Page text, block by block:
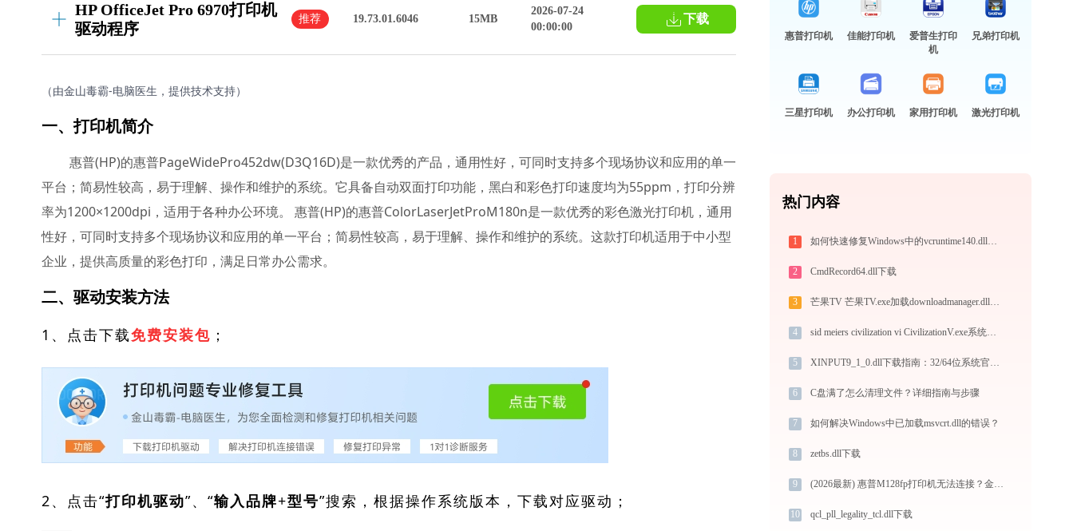
HP OfficeJet Pro 6970打印机
驱动程序
推荐 19.73.01.6046 15MB
2026-07-24
00:00:00
下载
（由金山毒霸-电脑医生，提供技术支持）
一、打印机简介
惠普(HP)的惠普PageWidePro452dw(D3Q16D)是一款优秀的产品，通用性好，可同时支持多个现场协议和应用的单一
平台；简易性较高，易于理解、操作和维护的系统。它具备自动双面打印功能，黑白和彩色打印速度均为55ppm，打印分辨
率为1200×1200dpi，适用于各种办公环境。 惠普(HP)的惠普ColorLaserJetProM180n是一款优秀的彩色激光打印机，通用
性好，可同时支持多个现场协议和应用的单一平台；简易性较高，易于理解、操作和维护的系统。这款打印机适用于中小型
企业，提供高质量的彩色打印，满足日常办公需求。
二、驱动安装方法
1、点击下载免费安装包 ；
2、点击“打印机驱动”、“输入品牌+型号”搜索，根据操作系统版本，下载对应驱动；
惠普打印机 佳能打印机
爱普生打印
机
兄弟打印机
三星打印机 办公打印机 家用打印机 激光打印机
热门内容
1 如何快速修复Windows中的vcruntime140.dll缺失问题
2 CmdRecord64.dll下载
3 芒果TV 芒果TV.exe加载downloadmanager.dll文件丢失处理办法
4 sid meiers civilization vi CivilizationV.exe系统错误steam_api.dll丢失如何解决
5 XINPUT9_1_0.dll下载指南：32/64位系统官方免费版，解决DLL缺失问题
6 C盘满了怎么清理文件？详细指南与步骤
7 如何解决Windows中已加载msvcrt.dll的错误？
8 zetbs.dll下载
9 (2026最新) 惠普M128fp打印机无法连接？金山毒霸教你解决！
10 qcl_pll_legality_tcl.dll下载